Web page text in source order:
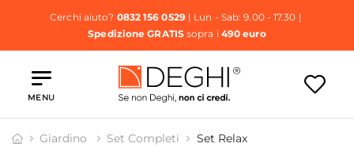
Cerchi aiuto? 0832 156 0529| Lun - Sab: 9.00 - 17.30 |
Spedizione GRATISsopra i 490 euro
MENU
Giardino Set Completi Set Relax